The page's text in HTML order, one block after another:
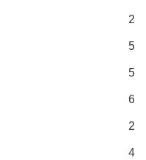
2
5
5
6
2
4